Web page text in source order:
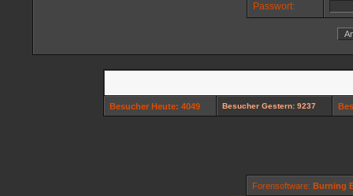
Passwort:
Besucher Heute: 4049 Besucher Gestern: 9237
Forensoftware: Burning